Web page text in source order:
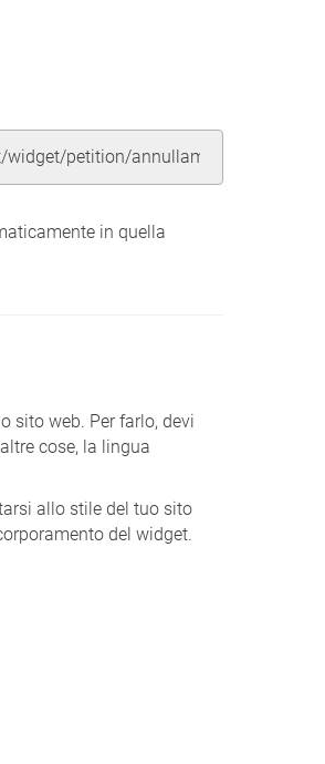
in quella
sito web. Per farlo, devi
cose, la lingua
allo stile del tuo sito
del widget.